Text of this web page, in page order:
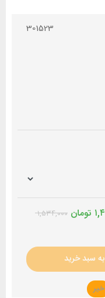
301523
۱,۵۳۴,۰۰۰ تومان
سبد خرید
خیر